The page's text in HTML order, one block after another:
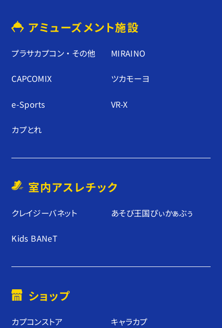
アミューズメント施設
プラサカプコン ・ その他 MIRAINO
CAPCOMIX ツカモーヨ
e-Sports VR-X
カプとれ
室内アスレチック
クレイジーバネット あそび王国ぴぃかぁぶぅ
Kids BANeT
ショップ
カプコンストア キャラカプ